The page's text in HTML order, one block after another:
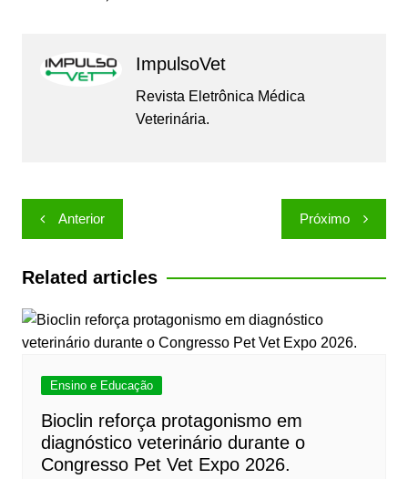
ImpulsoVet
Revista Eletrônica Médica
Veterinária.
Navegação
de
Post
Anterior Próximo
Related articles
Ensino e Educação
Bioclin reforça protagonismo em
diagnóstico veterinário durante o
Congresso Pet Vet Expo 2026.